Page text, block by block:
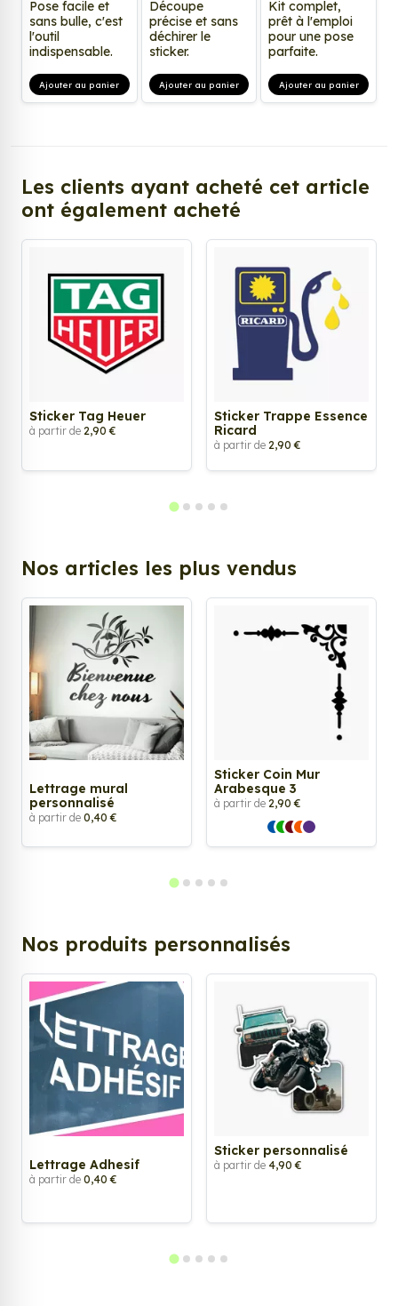
Pose facile et
sans bulle, c'est
l'outil
indispensable.
Ajouter au panier
Découpe
précise et sans
déchirer le
sticker.
Ajouter au panier
Kit complet,
prêt à l'emploi
pour une pose
parfaite.
Ajouter au panier
Les clients ayant acheté cet article
ont également acheté
Sticker Tag Heuer
à partir de 2,90 €
Sticker Trappe Essence
Ricard
à partir de 2,90 €
Nos articles les plus vendus
Lettrage mural
personnalisé
à partir de 0,40 €
Sticker Coin Mur
Arabesque 3
à partir de 2,90 €
Nos produits personnalisés
Lettrage Adhesif
à partir de 0,40 €
Sticker personnalisé
à partir de 4,90 €